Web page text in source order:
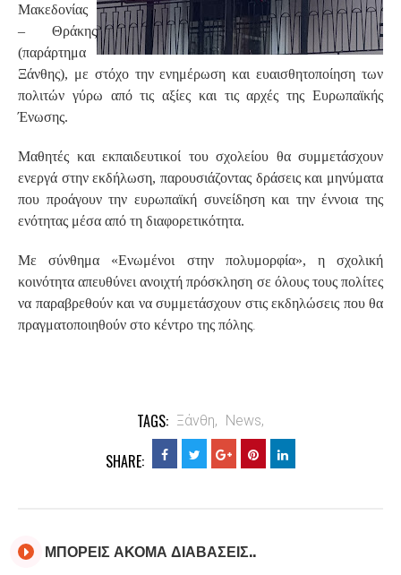
Μακεδονίας
– Θράκης
(παράρτημα
Ξάνθης), με στόχο την ενημέρωση και ευαισθητοποίηση των
πολιτών γύρω από τις αξίες και τις αρχές της Ευρωπαϊκής
Ένωσης.
Μαθητές και εκπαιδευτικοί του σχολείου θα συμμετάσχουν
ενεργά στην εκδήλωση, παρουσιάζοντας δράσεις και μηνύματα
που προάγουν την ευρωπαϊκή συνείδηση και την έννοια της
ενότητας μέσα από τη διαφορετικότητα.
Με σύνθημα «Ενωμένοι στην πολυμορφία», η σχολική
κοινότητα απευθύνει ανοιχτή πρόσκληση σε όλους τους πολίτες
να παραβρεθούν και να συμμετάσχουν στις εκδηλώσεις που θα
πραγματοποιηθούν στο κέντρο της πόλης.
TAGS: Ξάνθη, News,
SHARE:
ΜΠΟΡΕΙΣ ΑΚΟΜΑ ΔΙΑΒΑΣΕΙΣ..